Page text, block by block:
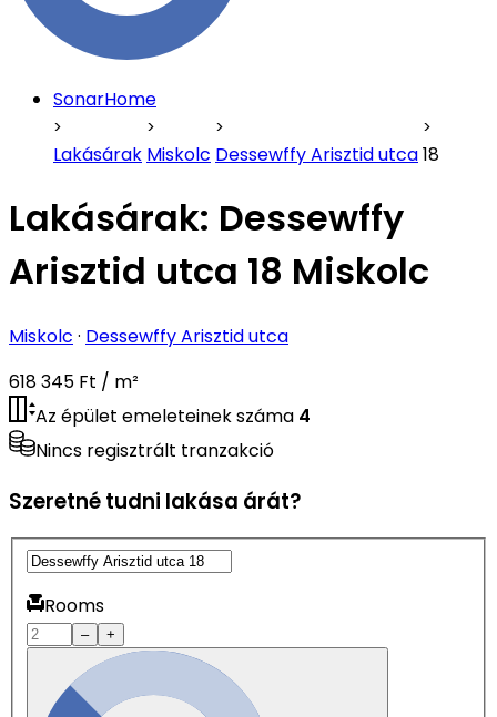
SonarHome
Lakásárak Miskolc Dessewffy Arisztid utca18
Lakásárak: Dessewffy
Arisztid utca 18 Miskolc
Miskolc · Dessewffy Arisztid utca
618 345 Ft / m²
Az épület emeleteinek száma 4
Nincs regisztrált tranzakció
Szeretné tudni lakása árát?
Rooms
– +